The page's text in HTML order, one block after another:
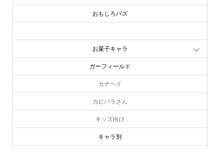
おぱんちゅうさぎ
おもしろバズ
お文具といっしょ
お菓子キャラ
ガーフィールド
カナヘイ
カピバラさん
キッズ向け
キャラ別